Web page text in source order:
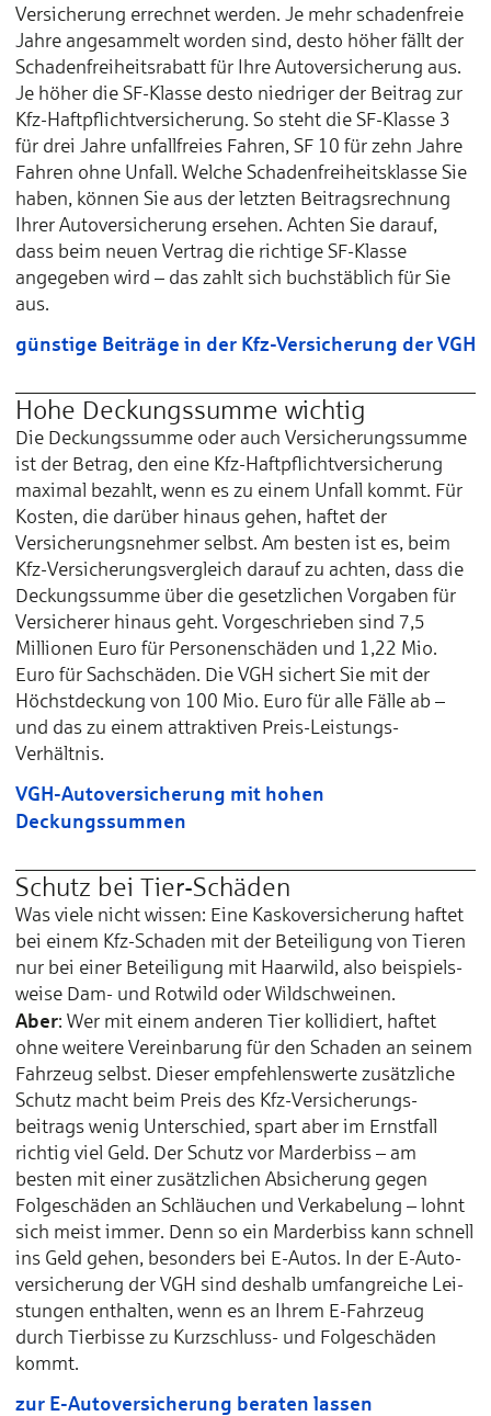
Versicherung errechnet werden. Je mehr schadenfreie
Jahre angesammelt worden sind, desto höher fällt der
Schadenfreiheitsrabatt für Ihre Autoversicherung aus.
Je höher die SF-Klasse desto niedriger der Beitrag zur
Kfz-Haftpflichtversicherung. So steht die SF-Klasse 3
für drei Jahre unfallfreies Fahren, SF 10 für zehn Jahre
Fahren ohne Unfall. Welche Schadenfreiheitsklasse Sie
haben, können Sie aus der letzten Beitragsrechnung
Ihrer Autoversicherung ersehen. Achten Sie darauf,
dass beim neuen Vertrag die richtige SF-Klasse
angegeben wird – das zahlt sich buchstäblich für Sie
aus.
günstige Beiträge in der Kfz-Versicherung der VGH
Hohe Deckungssumme wichtig
Die Deckungssumme oder auch Versicherungssumme
ist der Betrag, den eine Kfz-Haftpflichtversicherung
maximal bezahlt, wenn es zu einem Unfall kommt. Für
Kosten, die darüber hinaus gehen, haftet der
Versicherungsnehmer selbst. Am besten ist es, beim
Kfz-Versicherungsvergleich darauf zu achten, dass die
Deckungssumme über die gesetzlichen Vorgaben für
Versicherer hinaus geht. Vorgeschrieben sind 7,5
Millionen Euro für Personenschäden und 1,22 Mio.
Euro für Sachschäden. Die VGH sichert Sie mit der
Höchstdeckung von 100 Mio. Euro für alle Fälle ab –
und das zu einem attraktiven Preis-Leistungs-
Verhältnis.
VGH-Autoversicherung mit hohen
Deckungssummen
Schutz bei Tier-Schäden
Was viele nicht wissen: Eine Kasko­versicherung haftet
bei einem Kfz-Schaden mit der Be­teili­gung von Tieren
nur bei einer Be­teili­gung mit Haar­wild, also bei­spiels­
weise Dam- und Rot­wild oder Wild­schweinen.
Aber: Wer mit einem anderen Tier kolli­diert, haftet
ohne weitere Ver­ein­barung für den Scha­den an seinem
Fahr­zeug selbst. Dieser empfehlens­werte zusätz­liche
Schutz macht beim Preis des Kfz-Versicherungs­
beitrags wenig Unter­schied, spart aber im Ernst­fall
richtig viel Geld. Der Schutz vor Marder­biss – am
besten mit einer zusätz­lichen Ab­sicherung gegen
Folge­schäden an Schläuchen und Ver­kabelung – lohnt
sich meist im­mer. Denn so ein Marder­biss kann schnell
ins Geld gehen, beson­ders bei E-Autos. In der E-Auto­
ver­sicherung der VGH sind deshalb um­fang­reiche Lei­
stungen ent­halten, wenn es an Ihrem E-Fahr­zeug
durch Tier­bisse zu Kurz­schluss- und Folge­schäden
kommt.
zur E-Autoversicherung beraten lassen